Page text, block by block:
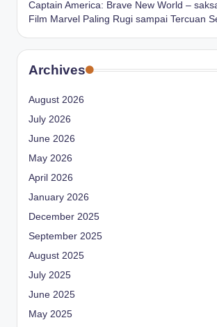
Captain America: Brave New World –
Film Marvel Paling Rugi sampai Tercuan
Archives
August 2026
July 2026
June 2026
May 2026
April 2026
January 2026
December 2025
September 2025
August 2025
July 2025
June 2025
May 2025